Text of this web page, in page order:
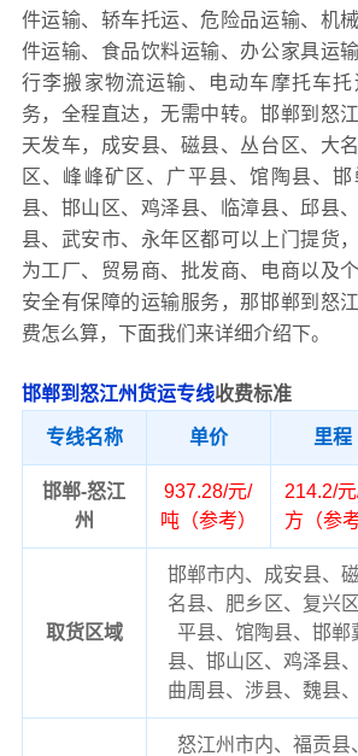
件运输、轿车托运、危险品运输、机
件运输、食品饮料运输、办公家具运
行李搬家物流运输、电动车摩托车
务，全程直达，无需中转。邯郸到怒
天发车，成安县、磁县、丛台区、大
区、峰峰矿区、广平县、馆陶县、
县、邯山区、鸡泽县、临漳县、邱县
县、武安市、永年区都可以上门提货
为工厂、贸易商、批发商、电商以及
安全有保障的运输服务，那邯郸到怒
费怎么算，下面我们来详细介绍下。
邯郸到怒江州货运专线收费标准
专线名称 单价 里程
邯郸-怒江
州
937.28/元/
吨（参考）
214.2/
方（参考
取货区域
邯郸市内、成安县、
名县、肥乡区、复兴
平县、馆陶县、邯郸
县、邯山区、鸡泽县
曲周县、涉县、魏县
怒江州市内、福贡县